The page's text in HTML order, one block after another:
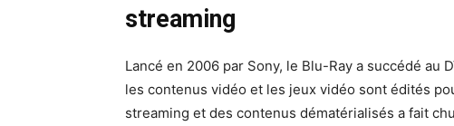
streaming
Lancé en 2006 par Sony, le Blu-Ray a succédé au
les contenus vidéo et les jeux vidéo sont édités
streaming et des contenus dématérialisés a fait